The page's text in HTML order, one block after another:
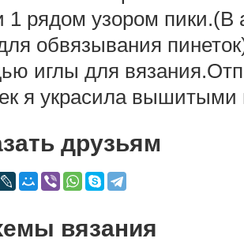
1 рядом узором пики.(В
обвязывания
иглы для
я украсила вышитыми
друзьям
вязания